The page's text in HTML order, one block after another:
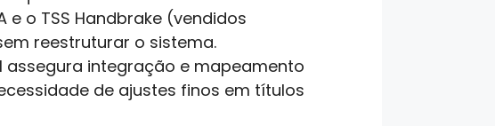
o TSS Handbrake (vendidos
reestruturar o sistema.
integração e mapeamento
de ajustes finos em títulos